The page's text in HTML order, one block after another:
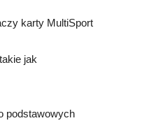
karty MultiSport
jak
podstawowych